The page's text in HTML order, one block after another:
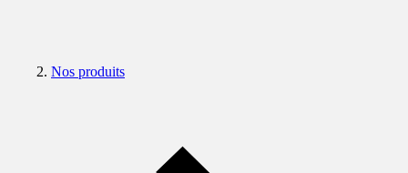
Nos produits